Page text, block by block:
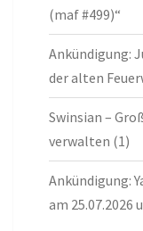
(maf #499)“
Ankündigung:
der alten
Swinsian –
verwalten (1)
Ankündigung:
am 25.07.2026